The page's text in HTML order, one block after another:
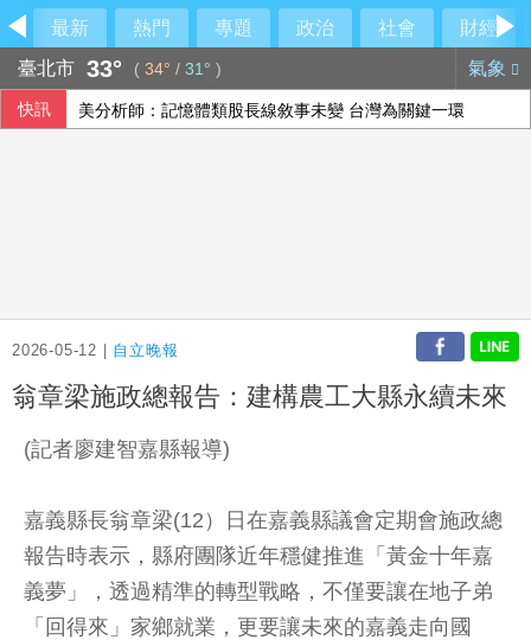
最新 熱門 專題 政治 社會
財經
臺北市 33° ( 34° / 31° ) 氣象
快訊 美分析師：記憶體類股長線敘事未變 台灣為關鍵一環
2026-05-12 | 自立晚報
翁章梁施政總報告：建構農工大縣永續未來
(記者廖建智嘉縣報導)
嘉義縣長翁章梁(12）日在嘉義縣議會定期會施政總
報告時表示，縣府團隊近年穩健推進「黃金十年嘉
義夢」，透過精準的轉型戰略，不僅要讓在地子弟
「回得來」家鄉就業，更要讓未來的嘉義走向國